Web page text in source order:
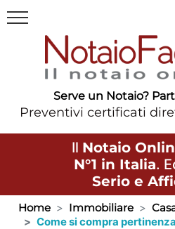
Serve un Notaio?
Preventivi certificati
Il Notaio
N°1 in Italia.
Serio e
Home Immobiliare
Come si compra pertinenza